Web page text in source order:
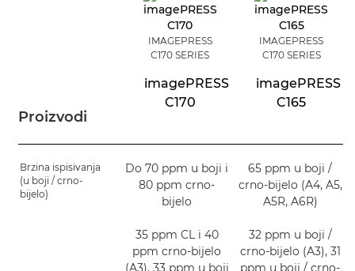
Proizvodi
IMAGEPRESS
C170 SERIES
imagePRESS
C170
IMAGEPRESS
C170 SERIES
imagePRESS
C165
Brzina ispisivanja
(u boji / crno-
bijelo)
Do 70 ppm u boji i
80 ppm crno-
bijelo
35 ppm CL i 40
ppm crno-bijelo
(A3), 33 ppm u boji
65 ppm u boji /
crno-bijelo (A4, A5,
A5R, A6R)
32 ppm u boji /
crno-bijelo (A3), 31
ppm u boji / crno-